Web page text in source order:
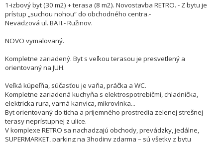
1-izbový byt (30 m2) + terasa (8 m2). Novostavba RETRO. - Z bytu je
prístup „suchou nohou“ do obchodného centra.-
Nevädzová ul. BA II.- Ružinov.
NOVO vymalovaný.
Kompletne zariadený. Byt s veľkou terasou je presvetlený a
orientovaný na JUH.
Veľká kúpeľňa, súčasťou je vaňa, práčka a WC.
Kompletne zariadená kuchyňa s elektrospotrebičmi, chladnička,
elektricka rura, varná kanvica, mikrovlnka...
Byt orientovaný do ticha a prijemného prostredia zelenej strešnej
terasy neprístupnej z ulice.
V komplexe RETRO sa nachadzajú obchody, prevádzky, jedálne,
SUPERMARKET, parking na 3hodiny zdarma – sú všetky z bytu